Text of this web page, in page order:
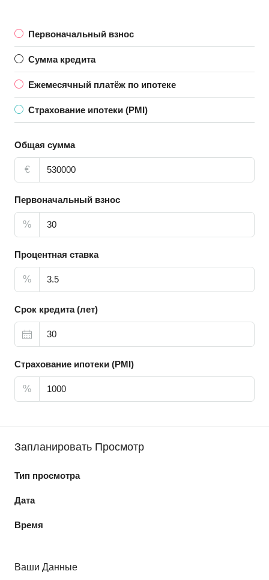
Первоначальный взнос
Сумма кредита
Ежемесячный платёж по ипотеке
Страхование ипотеки (PMI)
Общая сумма
€
Первоначальный взнос
%
Процентная ставка
%
Срок кредита (лет)
Страхование ипотеки (PMI)
%
Запланировать Просмотр
Тип просмотра
Дата
Время
Ваши Данные